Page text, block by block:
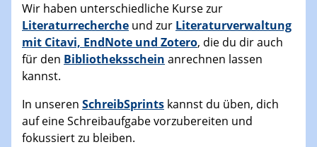
Wir haben unterschiedliche Kurse zur
Literaturrecherche und zur Literaturverwaltung
mit Citavi, EndNote und Zotero, die du dir auch
für den Bibliotheksschein anrechnen lassen
kannst.
In unseren SchreibSprints kannst du üben, dich
auf eine Schreibaufgabe vorzubereiten und
fokussiert zu bleiben.